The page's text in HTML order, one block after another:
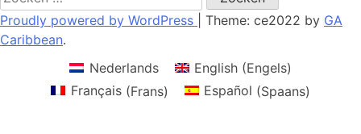
naar:
Proudly powered by WordPress Theme: ce2022 by GA
Caribbean.
Nederlands
English(Engels)
Français(Frans) Español (Spaans)